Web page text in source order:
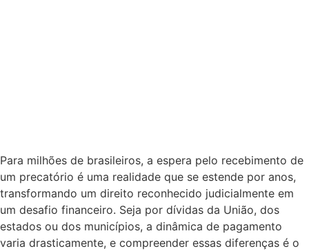
Para milhões de brasileiros, a espera pelo recebimento de
um precatório é uma realidade que se estende por anos,
transformando um direito reconhecido judicialmente em
um desafio financeiro. Seja por dívidas da União, dos
estados ou dos municípios, a dinâmica de pagamento
varia drasticamente, e compreender essas diferenças é o